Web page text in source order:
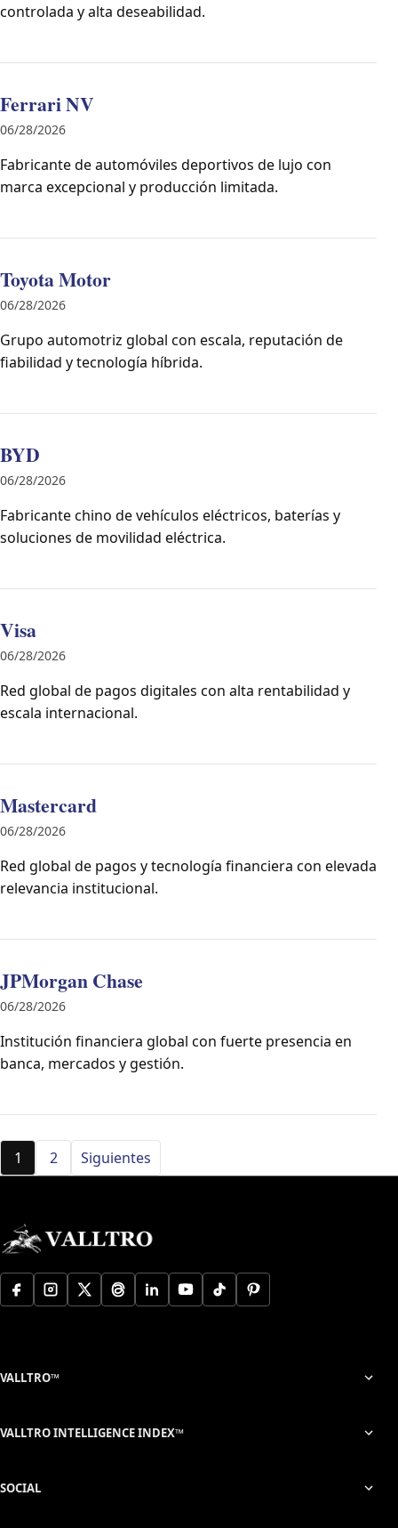
controlada y alta deseabilidad.
Ferrari NV
06/28/2026
Fabricante de automóviles deportivos de lujo con
marca excepcional y producción limitada.
Toyota Motor
06/28/2026
Grupo automotriz global con escala, reputación de
fiabilidad y tecnología híbrida.
BYD
06/28/2026
Fabricante chino de vehículos eléctricos, baterías y
soluciones de movilidad eléctrica.
Visa
06/28/2026
Red global de pagos digitales con alta rentabilidad y
escala internacional.
Mastercard
06/28/2026
Red global de pagos y tecnología financiera con elevada
relevancia institucional.
JPMorgan Chase
06/28/2026
Institución financiera global con fuerte presencia en
banca, mercados y gestión.
Paginación de entradas
1 2 Siguientes
VALLTRO™
VALLTRO INTELLIGENCE INDEX™
SOCIAL